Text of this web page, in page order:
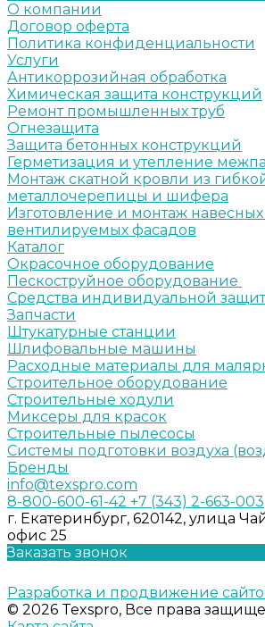
О компании
Договор оферта
Политика конфиденциальности
Услуги
Антикоррозийная обработка
Химическая защита конструкций
Ремонт промышленных труб
Огнезащита
Защита бетонных конструкций
Герметизация и утепление
Монтаж скатной кровли из
металлочерепицы и шифера
Изготовление и монтаж
вентилируемых фасадов
Каталог
Окрасочное оборудование
Пескоструйное оборудование
Средства индивидуальной
Запчасти
Штукатурные станции
Шлифовальные машины
Расходные материалы для
Строительное оборудование
Строительные ходули
Миксеры для красок
Строительные пылесосы
Системы подготовки воздуха
Бренды
info@texspro.com
8-800-600-61-42 +7 (343) 2-663-003
г. Екатеринбург, 620142, улица
офис 25
Заказать звонок
Разработка и продвижение
© 2026 Texspro, Все права